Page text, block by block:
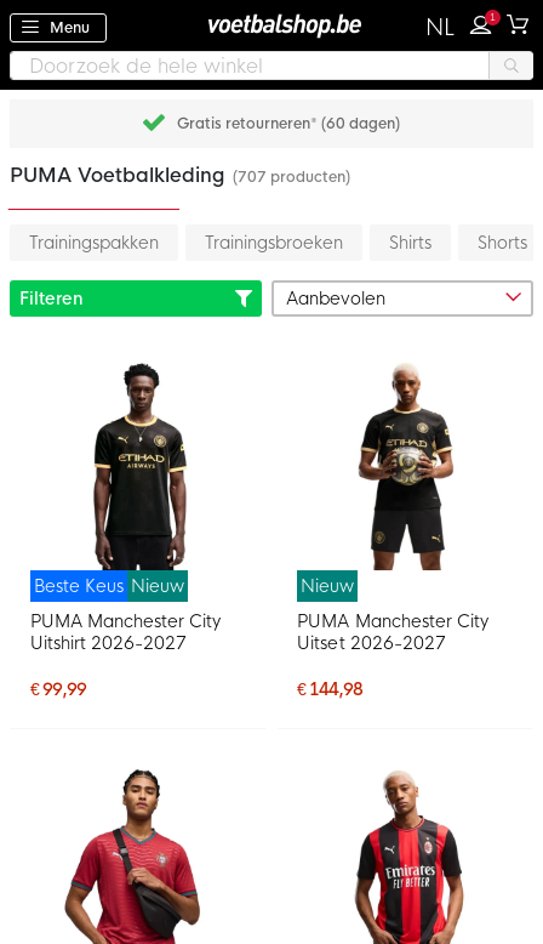
Menu NL 1
Gratis retourneren* (60 dagen)
PUMA Voetbalkleding (707 producten)
Trainingspakken Trainingsbroeken Shirts Shorts
Filteren
Beste Keus Nieuw
PUMA Manchester City
Uitshirt 2026-2027
€ 99,99
Nieuw
PUMA Manchester City
Uitset 2026-2027
€ 144,98